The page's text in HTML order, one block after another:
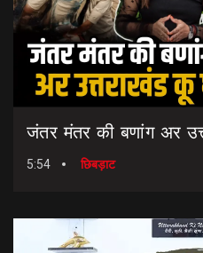
5:54 छिबड़ाट